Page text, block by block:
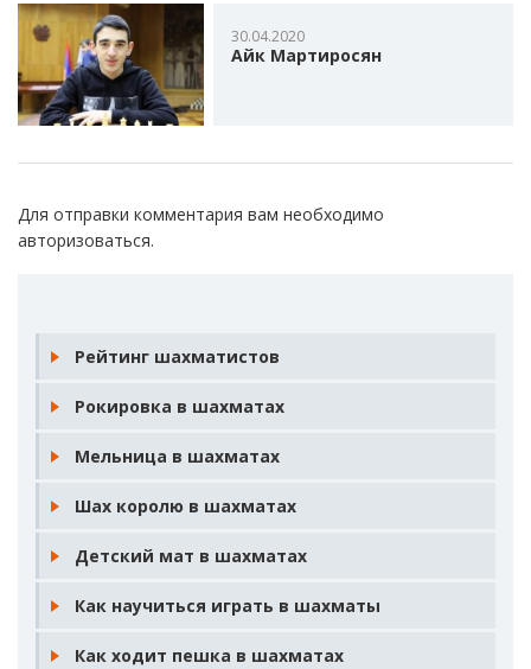
30.04.2020
Айк Мартиросян
Для отправки комментария вам необходимо
авторизоваться.
Рейтинг шахматистов
Рокировка в шахматах
Мельница в шахматах
Шах королю в шахматах
Детский мат в шахматах
Как научиться играть в шахматы
Как ходит пешка в шахматах